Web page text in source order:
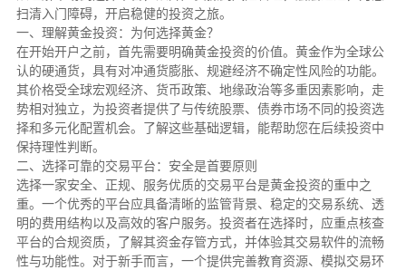
扫清入门障碍，开启稳健的投资之旅。
一、理解黄金投资：为何选择黄金？
在开始开户之前，首先需要明确黄金投资的价值。黄金作为全球公
认的硬通货，具有对冲通货膨胀、规避经济不确定性风险的功能。
其价格受全球宏观经济、货币政策、地缘政治等多重因素影响，走
势相对独立，为投资者提供了与传统股票、债券市场不同的投资选
择和多元化配置机会。了解这些基础逻辑，能帮助您在后续投资中
保持理性判断。
二、选择可靠的交易平台：安全是首要原则
选择一家安全、正规、服务优质的交易平台是黄金投资的重中之
重。一个优秀的平台应具备清晰的监管背景、稳定的交易系统、透
明的费用结构以及高效的客户服务。投资者在选择时，应重点核查
平台的合规资质，了解其资金存管方式，并体验其交易软件的流畅
性与功能性。对于新手而言，一个提供完善教育资源、模拟交易环